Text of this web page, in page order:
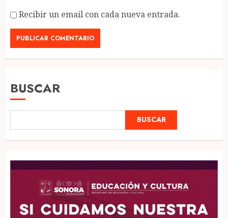
Recibir un email con cada nueva entrada.
BUSCAR
BUSCAR